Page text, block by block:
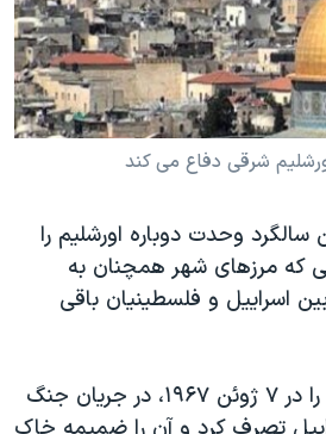
۲۰۲۴
اسرائیل
شرقی دفاع می کند
وحدت دوباره اورشلیم را
که مرزهای شهر همچنان به
اسراییل و فلسطینیان باقی
اسراییل اورشلیم شرقی را در ۷ ژوئن ۱۹۶۷، در جریان جنگ